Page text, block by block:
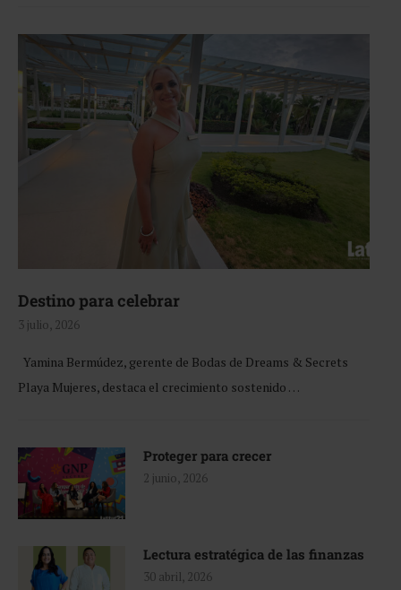
Destino para celebrar
3 julio, 2026
Yamina Bermúdez, gerente de Bodas de Dreams & Secrets
Playa Mujeres, destaca el crecimiento sostenido …
Proteger para crecer
2 junio, 2026
Lectura estratégica de las finanzas
30 abril, 2026